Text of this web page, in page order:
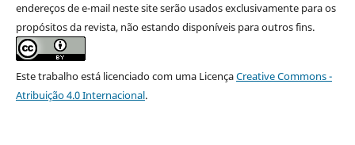
endereços de e-mail neste site serão usados exclusivamente para os
propósitos da revista, não estando disponíveis para outros fins.
Este trabalho está licenciado com uma LicençaCreative Commons -
Atribuição 4.0 Internacional.